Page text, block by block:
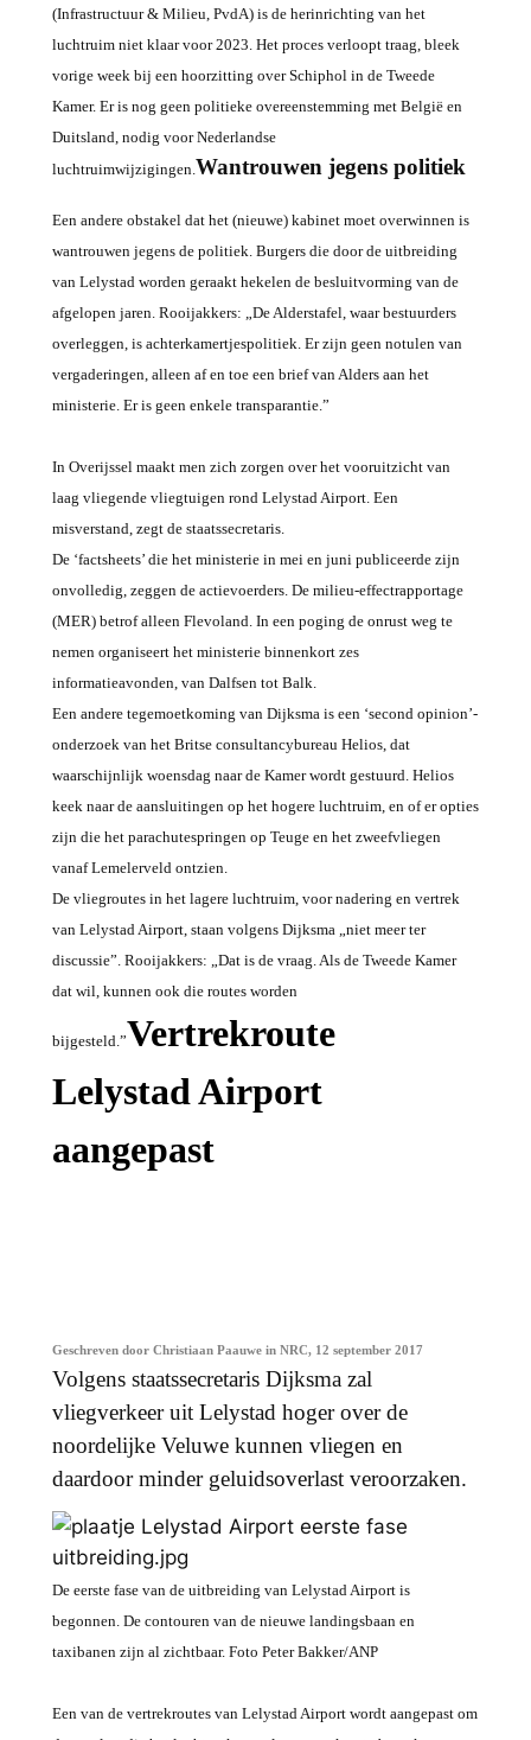
(Infrastructuur & Milieu, PvdA) is de herinrichting van het
luchtruim niet klaar voor 2023. Het proces verloopt traag, bleek
vorige week bij een hoorzitting over Schiphol in de Tweede
Kamer. Er is nog geen politieke overeenstemming met België en
Duitsland, nodig voor Nederlandse
luchtruimwijzigingen. Wantrouwen jegens politiek
Een andere obstakel dat het (nieuwe) kabinet moet overwinnen is
wantrouwen jegens de politiek. Burgers die door de uitbreiding
van Lelystad worden geraakt hekelen de besluitvorming van de
afgelopen jaren. Rooijakkers: „De Alderstafel, waar bestuurders
overleggen, is achterkamertjespolitiek. Er zijn geen notulen van
vergaderingen, alleen af en toe een brief van Alders aan het
ministerie. Er is geen enkele transparantie.”
In Overijssel maakt men zich zorgen over het vooruitzicht van
laag vliegende vliegtuigen rond Lelystad Airport. Een
misverstand, zegt de staatssecretaris.
De ‘factsheets’ die het ministerie in mei en juni publiceerde zijn
onvolledig, zeggen de actievoerders. De milieu-effectrapportage
(MER) betrof alleen Flevoland. In een poging de onrust weg te
nemen organiseert het ministerie binnenkort zes
informatieavonden, van Dalfsen tot Balk.
Een andere tegemoetkoming van Dijksma is een ‘second opinion’-
onderzoek van het Britse consultancybureau Helios, dat
waarschijnlijk woensdag naar de Kamer wordt gestuurd. Helios
keek naar de aansluitingen op het hogere luchtruim, en of er opties
zijn die het parachutespringen op Teuge en het zweefvliegen
vanaf Lemelerveld ontzien.
De vliegroutes in het lagere luchtruim, voor nadering en vertrek
van Lelystad Airport, staan volgens Dijksma „niet meer ter
discussie”. Rooijakkers: „Dat is de vraag. Als de Tweede Kamer
dat wil, kunnen ook die routes worden
bijgesteld.”Vertrekroute
Lelystad Airport
aangepast
Geschreven door Christiaan Paauwe in NRC, 12 september 2017
Volgens staatssecretaris Dijksma zal
vliegverkeer uit Lelystad hoger over de
noordelijke Veluwe kunnen vliegen en
daardoor minder geluidsoverlast veroorzaken.
De eerste fase van de uitbreiding van Lelystad Airport is
begonnen. De contouren van de nieuwe landingsbaan en
taxibanen zijn al zichtbaar. Foto Peter Bakker/ANP
Een van de vertrekroutes van Lelystad Airport wordt aangepast om